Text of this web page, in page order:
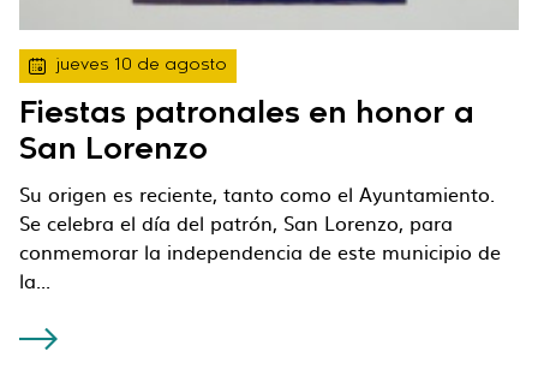
jueves 10 de agosto
Fiestas patronales en honor a
San Lorenzo
Su origen es reciente, tanto como el Ayuntamiento.
Se celebra el día del patrón, San Lorenzo, para
conmemorar la independencia de este municipio de
la...